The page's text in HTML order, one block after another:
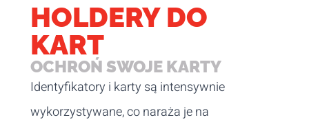
HOLDERY DO
KART
OCHROŃ SWOJE KARTY
Identyfikatory i karty są intensywnie
wykorzystywane, co naraża je na